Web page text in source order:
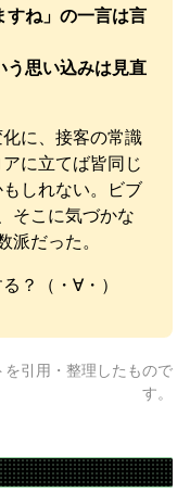
すね」の一言は言
う思い込みは見直
に、接客の常識
に立てば皆同じ
しれない。ビブ
そこに気づかな
派だった。
？（・∀・）
引用・整理したもので
す。